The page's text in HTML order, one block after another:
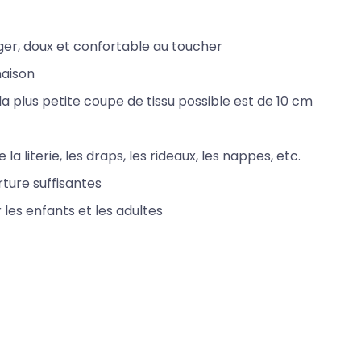
doux et confortable au toucher
petite coupe de tissu possible est de 10 cm
literie, les draps, les rideaux, les nappes, etc.
suffisantes
les enfants et les adultes